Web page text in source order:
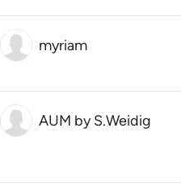
myriam
AUM by S.Weidig